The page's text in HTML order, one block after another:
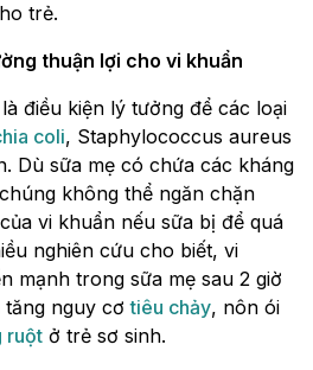
trẻ.
thuận lợi cho vi khuẩn
điều kiện lý tưởng để các loại
coli, Staphylococcus aureus
Dù sữa mẹ có chứa các kháng
không thể ngăn chặn
vi khuẩn nếu sữa bị để quá
nghiên cứu cho biết, vi
mạnh trong sữa mẹ sau 2 giờ
tăng nguy cơtiêu chảy, nôn ói
ruột ở trẻ sơ sinh.